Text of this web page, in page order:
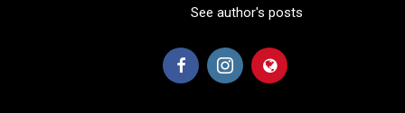
See author's posts